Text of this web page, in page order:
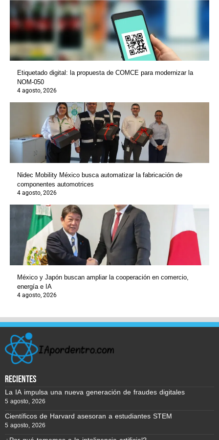
Etiquetado digital: la propuesta de COMCE para modernizar la
NOM-050
4 agosto, 2026
Nidec Mobility México busca automatizar la fabricación de
componentes automotrices
4 agosto, 2026
México y Japón buscan ampliar la cooperación en comercio,
energía e IA
4 agosto, 2026
recientes
La IA impulsa una nueva generación de fraudes digitales
5 agosto, 2026
Científicos de Harvard asesoran a estudiantes STEM
5 agosto, 2026